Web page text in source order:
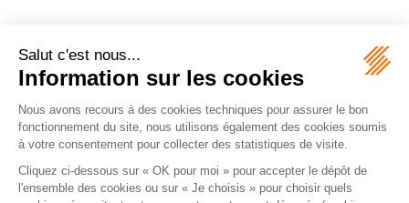
Écosystème
Carrières
Honoraires
Contacts